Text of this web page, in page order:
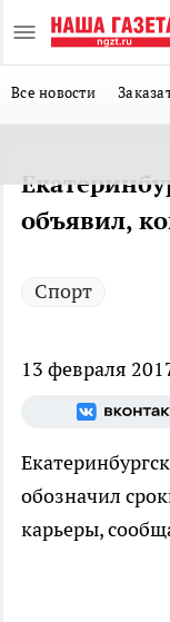
Все новости
объявил,
Спорт
13 февраля
обозначил
карьеры,